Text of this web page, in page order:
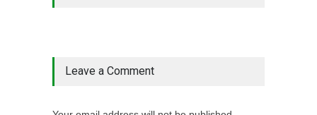
Leave a Comment